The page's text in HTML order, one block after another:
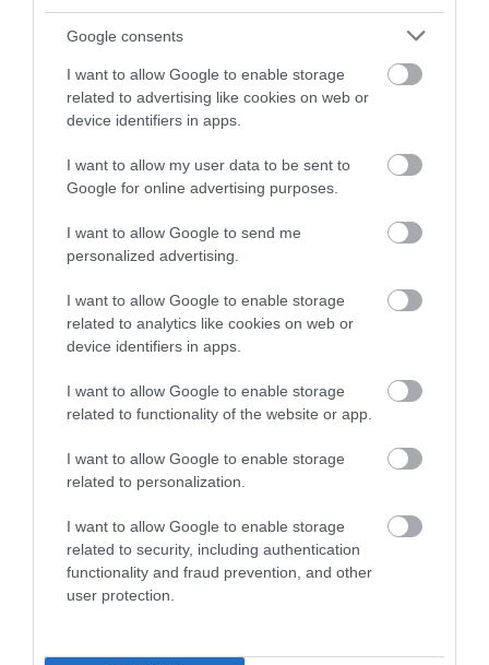
Google consents
I want to allow Google to enable storage
related to advertising like cookies on web or
device identifiers in apps.
I want to allow my user data to be sent to
Google for online advertising purposes.
I want to allow Google to send me
personalized advertising.
I want to allow Google to enable storage
related to analytics like cookies on web or
device identifiers in apps.
I want to allow Google to enable storage
related to functionality of the website or app.
I want to allow Google to enable storage
related to personalization.
I want to allow Google to enable storage
related to security, including authentication
functionality and fraud prevention, and other
user protection.
ÚJ MAGYAR KÜLÜGYI STRATÉGIA KÉSZÜL,
TELJES SZAKÍTÁS JÖN A...
AMIKÉRT ÉRDEMES MEGNÉZNI
2026. augusztus 08|Promóció
TELJESEN ÚJRAINDUL A P...
2026. augusztus 07|Mindenki ügye
TANULJ NÉMETÜL OTTHONRÓL: A
2026. augusztus 07 Promóció
LEÁLLÍTOTT SZOLGÁLTATÁSOK AZ EGRI...
2026. augusztus 07|Eger ügye